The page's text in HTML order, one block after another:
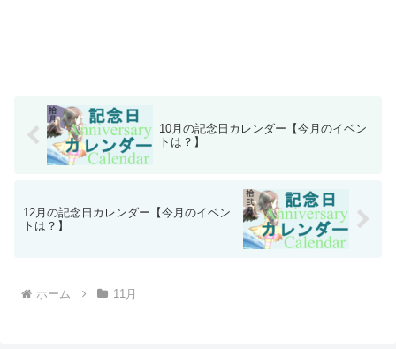
10月の記念日カレンダー【今月のイベン
トは？】
12月の記念日カレンダー【今月のイベン
トは？】
ホーム 11月